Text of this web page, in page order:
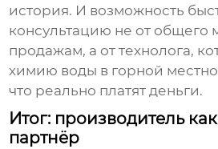
история. И возможность
консультацию не от общего
продажам, а от технолога,
химию воды в горной
что реально платят деньги.
Итог: производитель
партнёр